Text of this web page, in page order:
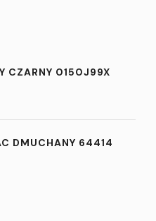
CZARNY 0150J99X
DMUCHANY 64414